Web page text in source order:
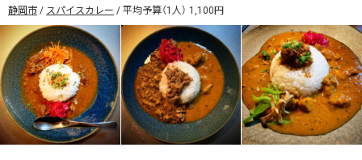
静岡市 スパイスカレー 平均予算（1人） 1,100円